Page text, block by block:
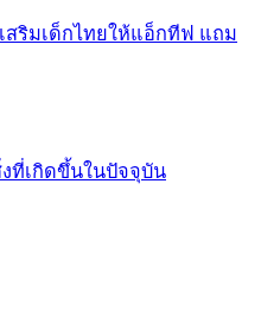
สริมเด็กไทยให้แอ็กทีฟ แถม
งที่เกิดขึ้นในปัจจุบัน